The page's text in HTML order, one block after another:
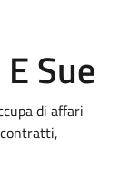
Sue
di affari